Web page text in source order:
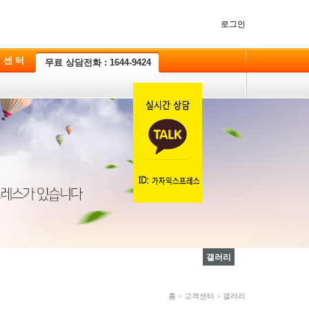
로그인
센 터 무료 상담전화 : 1644-9424
홈 > 고객센터 > 갤러리
갤러리